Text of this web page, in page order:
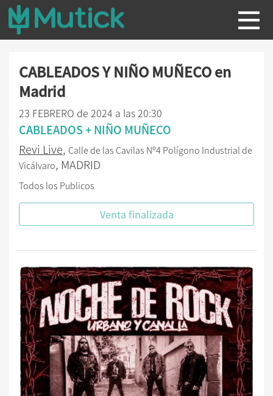
CABLEADOS Y NIÑO MUÑECO en
Madrid
23 FEBRERO de 2024 a las 20:30
CABLEADOS + NIÑO MUÑECO
Revi Live, Calle de las Cavilas Nº4 Polígono Industrial de
Vicálvaro, MADRID
Todos los Publicos
Venta finalizada